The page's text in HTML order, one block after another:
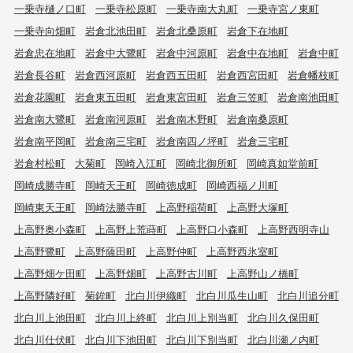
一乗寺樋ノ口町
一乗寺松原町 一乗寺南大丸町
一乗寺宮ノ東町
一乗寺向畑町
岩倉北池田町 岩倉北桑原町
岩倉下在地町
岩倉忠在地町
岩倉中大鷺町 岩倉中河原町 岩倉中在地町
岩倉中町
岩倉長谷町
岩倉西河原町 岩倉西五田町 岩倉西宮田町
岩倉幡枝町
岩倉花園町
岩倉東五田町 岩倉東宮田町 岩倉三笠町
岩倉南池田町
岩倉南大鷺町
岩倉南河原町 岩倉南木野町
岩倉南桑原町
岩倉南平岡町
岩倉南三宅町 岩倉南四ノ坪町
岩倉三宅町
岩倉村松町
大菊町 岡崎入江町 岡崎北御所町
岡崎真如堂前町
岡崎成勝寺町
岡崎天王町 岡崎徳成町
岡崎西福ノ川町
岡崎東天王町
岡崎法勝寺町 上高野稲荷町
上高野大塚町
上高野奥小森町
上高野上荒蒔町 上高野口小森町
上高野西明寺山
上高野鷺町
上高野薩田町 上高野仲町
上高野西氷室町
上高野畑ケ田町
上高野畑町 上高野古川町
上高野山ノ橋町
上高野隣好町
菊鉾町 北白川伊織町 北白川瓜生山町
北白川追分町
北白川上池田町
北白川上終町 北白川上別当町
北白川久保田町
北白川仕伏町
北白川下池田町 北白川下別当町
北白川瀬ノ内町